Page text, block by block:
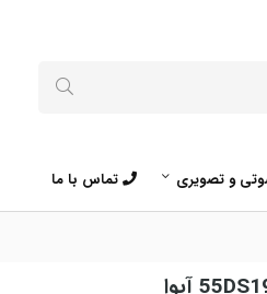
و تصویری تماس با ما